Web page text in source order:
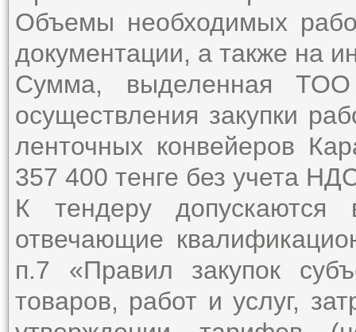
Объемы необходимых
документации, а также на
Сумма, выделенная ТОО
осуществления закупки
ленточных конвейеров
357 400 тенге без учета
К тендеру допускаются
отвечающие
п.7 «Правил закупок
товаров, работ и услуг,